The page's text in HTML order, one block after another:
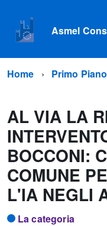
Asmel
Home Primo Piano
AL VIA LA
BOCCONI:
COMUNE
L'IA NEGLI
La categoria